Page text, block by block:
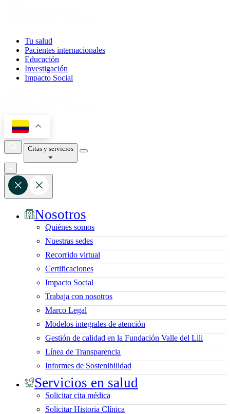
Tu salud
Pacientes internacionales
Educación
Investigación
Impacto Social
Citas y servicios
Nosotros
Quiénes somos
Nuestras sedes
Recorrido virtual
Certificaciones
Impacto Social
Trabaja con nosotros
Marco Legal
Modelos integrales de atención
Gestión de calidad en la Fundación Valle del Lili
Línea de Transparencia
Informes de Sostenibilidad
Servicios en salud
Solicitar cita médica
Solicitar Historia Clínica